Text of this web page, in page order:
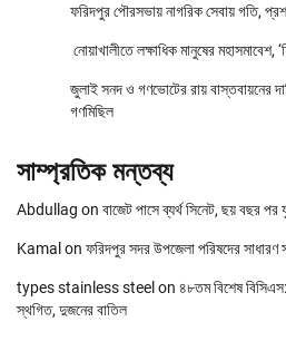
ফরিদপুর পৌরসভায় নাগরিক সেবায় গতি,
নোয়াখালীতে লক্ষাধিক মানুষের মহাসমাবেশ,
জুলাই সনদ ও গণভোটের রায় বাস্তবায়নের
গণমিছিল
সাম্প্রতিক মন্তব্য
Abdullag on বাজেট পাসে ব্যর্থ সিনেট, ছয় বছর
Kamal on ফরিদপুর সদর উপজেলা পরিষদের সাধারণ
types stainless steel on ৪৮তম বিশেষ
স্থগিত, দুজনের বাতিল